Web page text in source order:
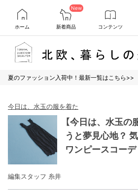
ホーム
New
新着商品 コンテンツ
夏のファッション入荷中！最新一覧はこちら>>
今日は、水玉の服を着た
【今日は、水玉の
うと夢見心地？
ワンピースコーデ
編集スタッフ 糸井